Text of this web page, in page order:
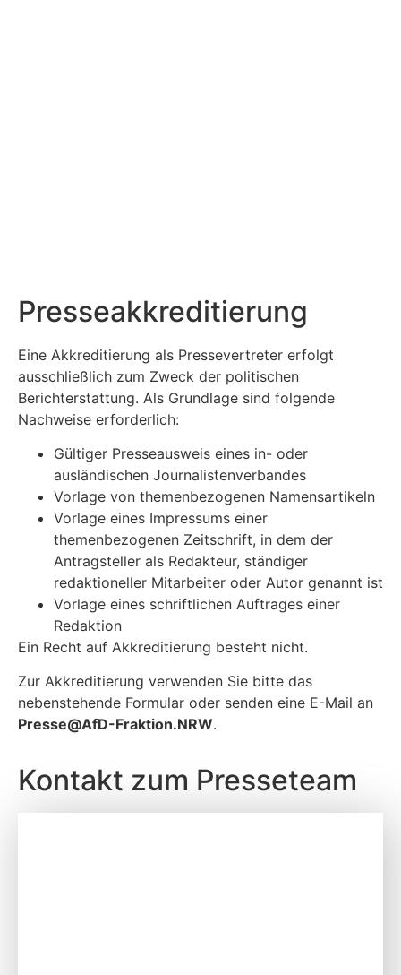
Presse­akkreditierung
Eine Akkreditierung als Pressevertreter erfolgt
ausschließlich zum Zweck der politischen
Berichterstattung. Als Grundlage sind folgende
Nachweise erforderlich:
Gültiger Presseausweis eines in- oder
ausländischen Journalistenverbandes
Vorlage von themenbezogenen Namensartikeln
Vorlage eines Impressums einer
themenbezogenen Zeitschrift, in dem der
Antragsteller als Redakteur, ständiger
redaktioneller Mitarbeiter oder Autor genannt ist
Vorlage eines schriftlichen Auftrages einer
Redaktion
Ein Recht auf Akkreditierung besteht nicht.
Zur Akkreditierung verwenden Sie bitte das
nebenstehende Formular oder senden eine E-Mail an
Presse@AfD-Fraktion.NRW.
Kontakt zum Presseteam